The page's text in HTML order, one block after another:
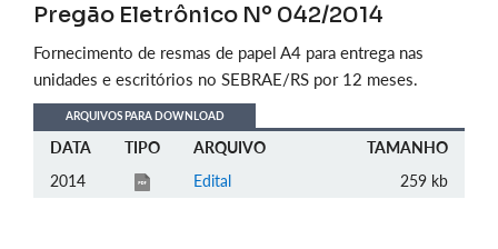
Pregão Eletrônico Nº 042/2014
Fornecimento de resmas de papel A4 para entrega nas
unidades e escritórios no SEBRAE/RS por 12 meses.
ARQUIVOS PARA DOWNLOAD
DATA TIPO ARQUIVO
TAMANHO
2014
Edital 259 kb